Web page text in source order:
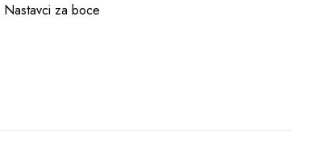
Nastavci za boce